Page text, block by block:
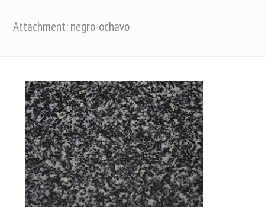
Attachment: negro-ochavo